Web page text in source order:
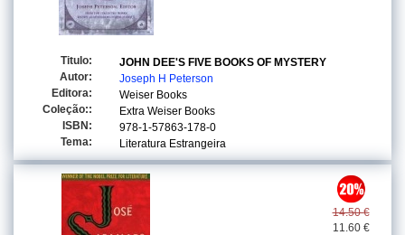
Titulo:
JOHN DEE'S FIVE BOOKS OF MYSTERY
Autor:
Joseph H Peterson
Editora:
Weiser Books
Coleção::
Extra Weiser Books
ISBN:
978-1-57863-178-0
Tema:
Literatura Estrangeira
14.50 €
11.60 €